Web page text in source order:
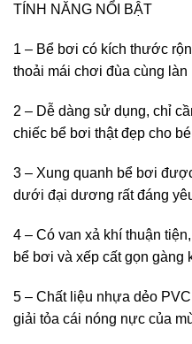
TÍNH NĂNG NỔI BẬT
1 – Bể bơi có kích thước
thoải mái chơi đùa cùng
2 – Dễ dàng sử dụng, chỉ
chiếc bể bơi thật đẹp cho
3 – Xung quanh bể bơi
dưới đại dương rất đáng
4 – Có van xả khí thuận
bể bơi và xếp cất gọn gàng
5 – Chất liệu nhựa dẻo
giải tỏa cái nóng nực của